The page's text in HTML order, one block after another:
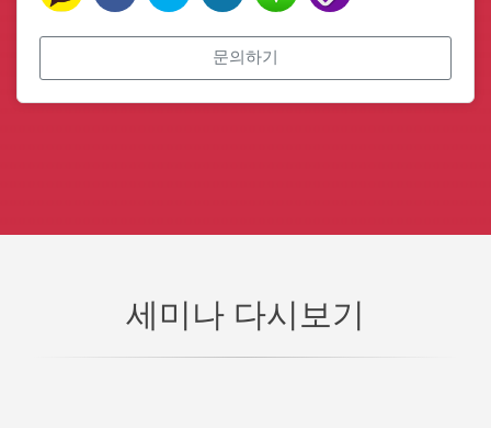
문의하기
세미나 다시보기